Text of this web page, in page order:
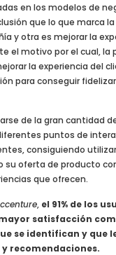
en los modelos de
que lo que marca
y otra es mejorar la
el motivo por el cual, la
la experiencia del
para conseguir
de la gran cantidad
puntos de
consiguiendo
su oferta de producto
que ofrecen.
, el 91% de los
satisfacción
se identifican y que
recomendaciones.